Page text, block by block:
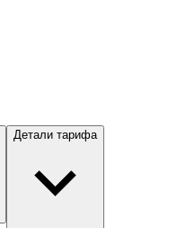
Детали тарифа